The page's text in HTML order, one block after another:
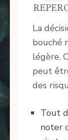
La
bouché
légère.
peut
des
Tout
noter